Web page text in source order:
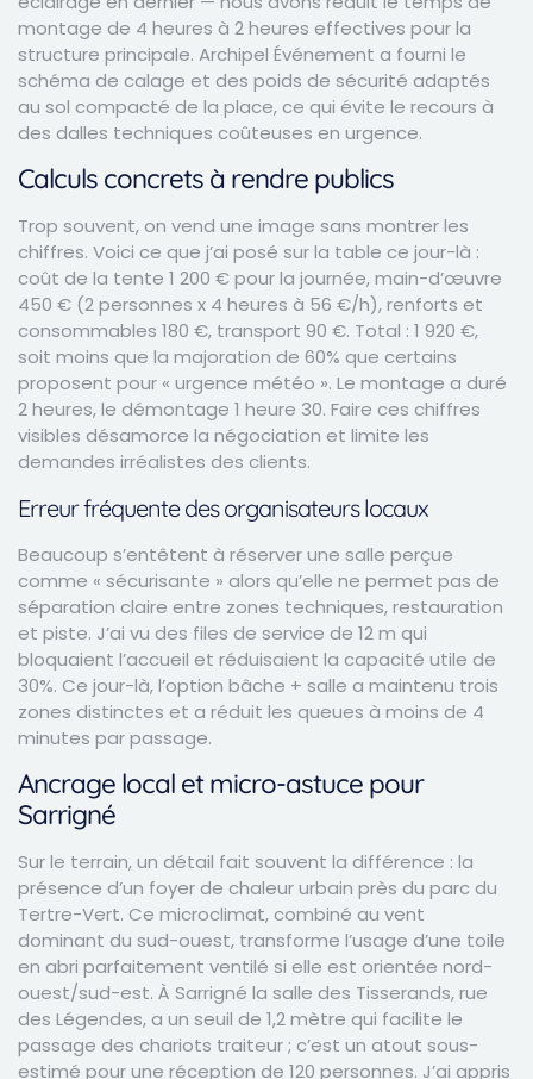
montage de 4 heures à 2 heures effectives pour la
structure principale. Archipel Événement a fourni le
schéma de calage et des poids de sécurité adaptés
au sol compacté de la place, ce qui évite le recours à
des dalles techniques coûteuses en urgence.
Calculs concrets à rendre publics
Trop souvent, on vend une image sans montrer les
chiffres. Voici ce que j’ai posé sur la table ce jour-là :
coût de la tente 1 200 € pour la journée, main-d’œuvre
450 € (2 personnes x 4 heures à 56 €/h), renforts et
consommables 180 €, transport 90 €. Total : 1 920 €,
soit moins que la majoration de 60% que certains
proposent pour « urgence météo ». Le montage a duré
2 heures, le démontage 1 heure 30. Faire ces chiffres
visibles désamorce la négociation et limite les
demandes irréalistes des clients.
Erreur fréquente des organisateurs locaux
Beaucoup s’entêtent à réserver une salle perçue
comme « sécurisante » alors qu’elle ne permet pas de
séparation claire entre zones techniques, restauration
et piste. J’ai vu des files de service de 12 m qui
bloquaient l’accueil et réduisaient la capacité utile de
30%. Ce jour-là, l’option bâche + salle a maintenu trois
zones distinctes et a réduit les queues à moins de 4
minutes par passage.
Ancrage local et micro-astuce pour
Sarrigné
Sur le terrain, un détail fait souvent la différence : la
présence d’un foyer de chaleur urbain près du parc du
Tertre-Vert. Ce microclimat, combiné au vent
dominant du sud-ouest, transforme l’usage d’une toile
en abri parfaitement ventilé si elle est orientée nord-
ouest/sud-est. À Sarrigné la salle des Tisserands, rue
des Légendes, a un seuil de 1,2 mètre qui facilite le
passage des chariots traiteur ; c’est un atout sous-
estimé pour une réception de 120 personnes. J’ai appris